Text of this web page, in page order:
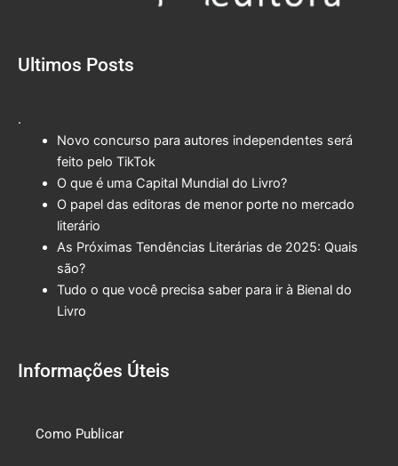
Ultimos Posts
.
Novo concurso para autores independentes será
feito pelo TikTok
O que é uma Capital Mundial do Livro?
O papel das editoras de menor porte no mercado
literário
As Próximas Tendências Literárias de 2025: Quais
são?
Tudo o que você precisa saber para ir à Bienal do
Livro
Informações Úteis
Como Publicar